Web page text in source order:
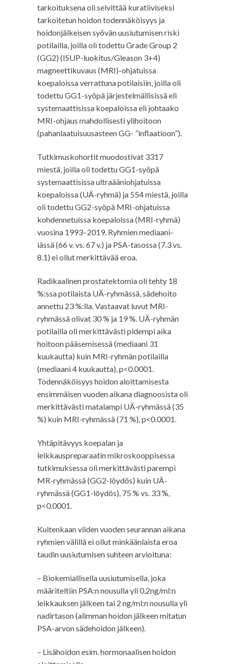
tarkoituksena oli selvittää kuratiiviseksi
tarkoitetun hoidon todennäköisyys ja
hoidonjälkeisen syövän uusiutumisen riski
potilailla, joilla oli todettu Grade Group 2
(GG2) (ISUP-luokitus/Gleason 3+4)
magneettikuvaus (MRI)-ohjatuissa
koepaloissa verrattuna potilaisiin, joilla oli
todettu GG1-syöpä järjestelmällisissä eli
systemaattisissa koepaloissa eli johtaako
MRI-ohjaus mahdollisesti ylihoitoon
(pahanlaatuisuusasteen GG- ”inflaatioon”).
Tutkimuskohortit muodostivat 3317
miestä, joilla oli todettu GG1-syöpä
systemaattisissa ultraääniohjatuissa
koepaloissa (UÄ-ryhmä) ja 554 miestä, joilla
oli todettu GG2-syöpä MRI-ohjatuissa
kohdennetuissa koepaloissa (MRI-ryhmä)
vuosina 1993–2019. Ryhmien mediaani-
iässä (66 v. vs. 67 v.) ja PSA-tasossa (7.3 vs.
8.1) ei ollut merkittävää eroa.
Radikaalinen prostatektomia oli tehty 18
%:ssa potilaista UÄ-ryhmässä, sädehoito
annettu 23 %:lla. Vastaavat luvut MRI-
ryhmässä olivat 30 % ja 19 %. UÄ-ryhmän
potilailla oli merkittävästi pidempi aika
hoitoon pääsemisessä (mediaani 31
kuukautta) kuin MRI-ryhmän potilailla
(mediaani 4 kuukautta), p<0.0001.
Todennäköisyys hoidon aloittamisesta
ensimmäisen vuoden aikana diagnoosista oli
merkittävästi matalampi UÄ-ryhmässä (35
%) kuin MRI-ryhmässä (71 %), p<0.0001.
Yhtäpitävyys koepalan ja
leikkauspreparaatin mikroskooppisessa
tutkimuksessa oli merkittävästi parempi
MR-ryhmässä (GG2-löydös) kuin UÄ-
ryhmässä (GG1-löydös), 75 % vs. 33 %,
p<0.0001.
Kuitenkaan viiden vuoden seurannan aikana
ryhmien välillä ei ollut minkäänlaista eroa
taudin uusiutumisen suhteen arvioituna:
– Biokemiallisella uusiutumisella, joka
määriteltiin PSA:n nousulla yli 0,2ng/ml:n
leikkauksen jälkeen tai 2 ng/ml:n nousulla yli
nadirtason (alimman hoidon jälkeen mitatun
PSA-arvon sädehoidon jälkeen).
– Lisähoidon esim. hormonaalisen hoidon